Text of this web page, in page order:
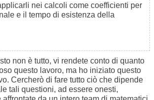
nei calcoli come coefficienti per
e il tempo di esistenza della
non è tutto, vi rendete conto di quanto
questo lavoro, ma ho iniziato questo
Cercherò di fare tutto ciò che dipende
tali questioni, ad essere onesti,